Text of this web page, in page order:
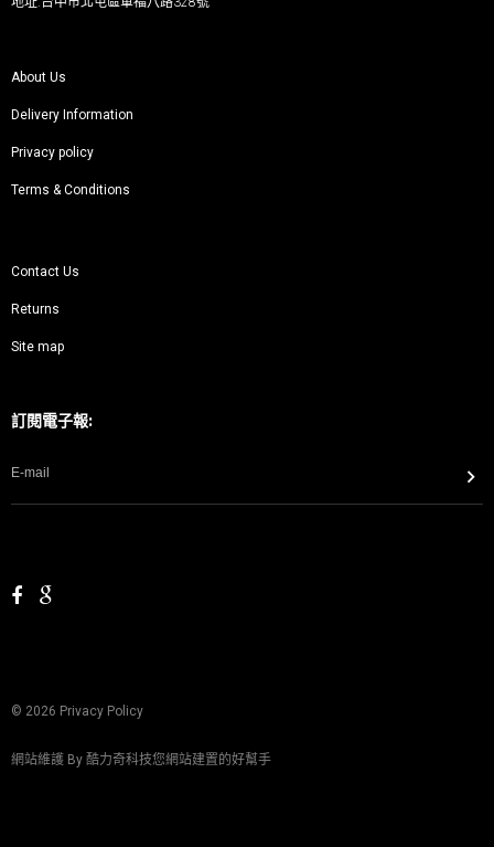
About Us
Delivery Information
Privacy policy
Terms & Conditions
Contact Us
Returns
Site map
訂閱電子報:
© 2026 Privacy Policy
網站維護 By 酷力奇科技您網站建置的好幫手